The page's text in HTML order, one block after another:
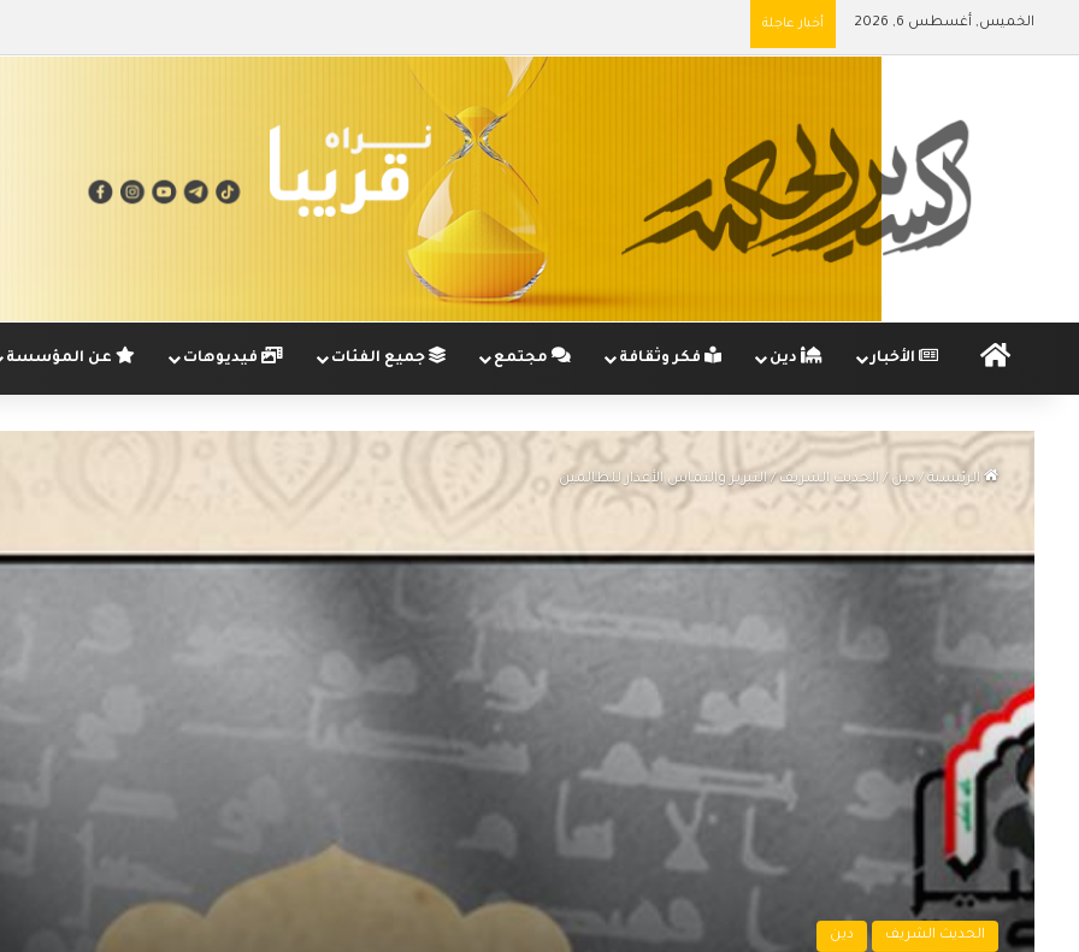
الخميس, أغسطس 6, 2026 أخبار عاجلة
الرئيسيةالأخبار دين فكر وثقافة مجتمع جميع الفئات فيديوهات عن المؤسسة
الرئيسية / دين / الحديث الشريف / التبرير والتماس الأعذار للظالمين
الحديث الشريف دين